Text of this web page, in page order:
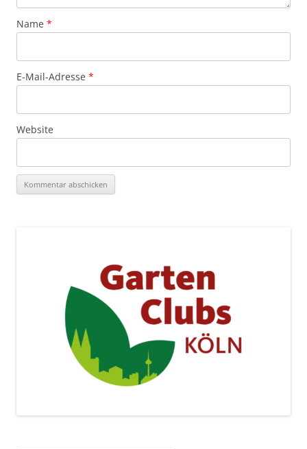
Name *
E-Mail-Adresse *
Website